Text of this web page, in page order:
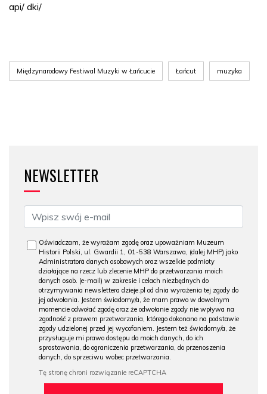
api/ dki/
Międzynarodowy Festiwal Muzyki w Łańcucie Łańcut muzyka
NEWSLETTER
Oświadczam, że wyrażam zgodę oraz upoważniam Muzeum
Historii Polski, ul. Gwardii 1, 01-538 Warszawa, (dalej MHP) jako
Administratora danych osobowych oraz wszelkie podmioty
działające na rzecz lub zlecenie MHP do przetwarzania moich
danych osob. (e-mail) w zakresie i celach niezbędnych do
otrzymywania newslettera dzieje.pl od dnia wyrażenia tej zgody do
jej odwołania. Jestem świadomy/a, że mam prawo w dowolnym
momencie odwołać zgodę oraz że odwołanie zgody nie wpływa na
zgodność z prawem przetwarzania, którego dokonano na podstawie
zgody udzielonej przed jej wycofaniem. Jestem też świadomy/a, że
przysługuje mi prawo dostępu do moich danych, do ich
sprostowania, do ograniczenia przetwarzania, do przenoszenia
danych, do sprzeciwu wobec przetwarzania.